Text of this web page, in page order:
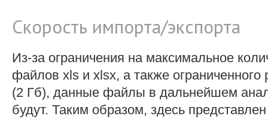
Скорость импорта/экспорта
Из-за ограничения на максимальное
файлов xls и xlsx, а также
(2 Гб), данные файлы в дальнейшем
будут. Таким образом, здесь